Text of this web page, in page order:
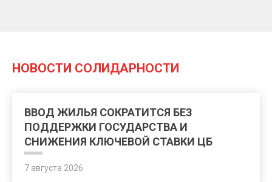
НОВОСТИ СОЛИДАРНОСТИ
ВВОД ЖИЛЬЯ СОКРАТИТСЯ БЕЗ
ПОДДЕРЖКИ ГОСУДАРСТВА И
СНИЖЕНИЯ КЛЮЧЕВОЙ СТАВКИ ЦБ
7 августа 2026